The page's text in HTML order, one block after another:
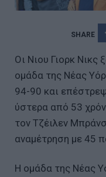
Οι Νιου Γιορκ
ομάδα της Νέας
94-90 και
ύστερα από 53
τον Τζέιλεν
αναμέτρηση με 45
Η ομάδα της Νέας